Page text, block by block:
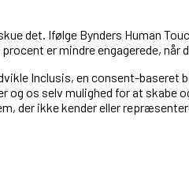
det. Ifølge Bynders Human
er mindre engagerede,
Inclusis, en consent-
og os selv mulighed for at skabe
der ikke kender eller